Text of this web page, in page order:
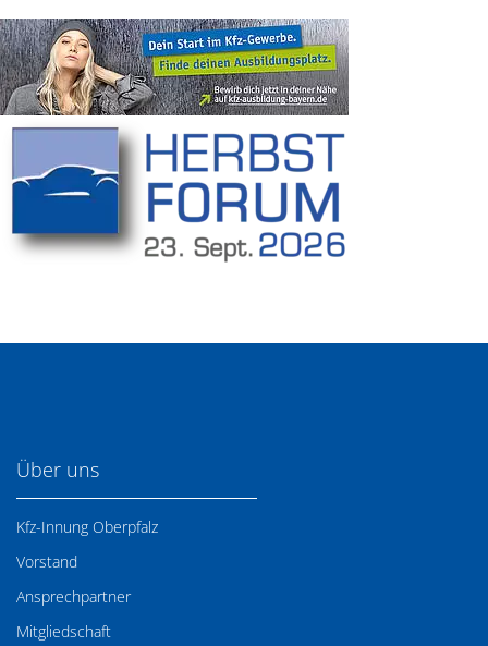
Über uns
Kfz-Innung Oberpfalz
Vorstand
Ansprechpartner
Mitgliedschaft